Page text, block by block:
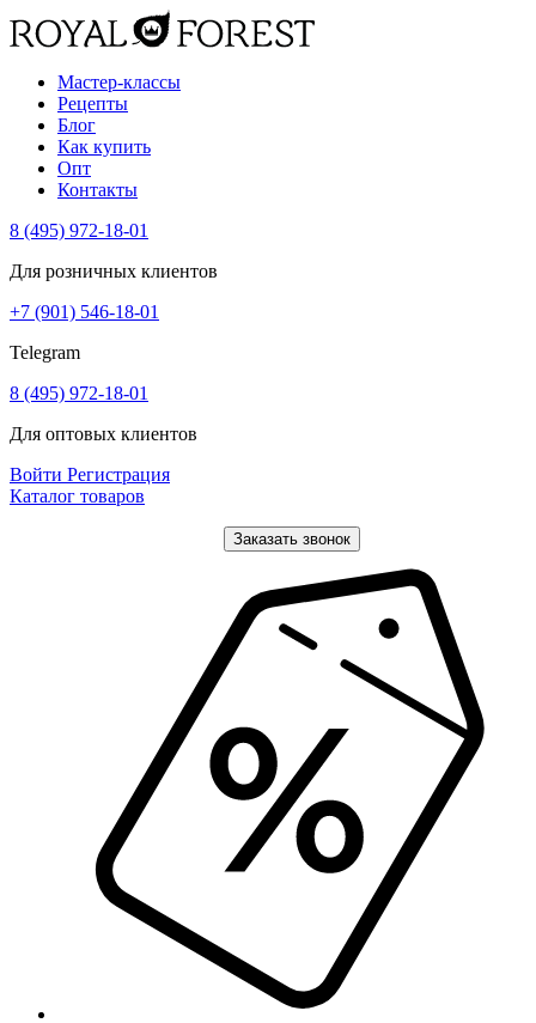
Мастер-классы
Рецепты
Блог
Как купить
Опт
Контакты
8 (495) 972-18-01
Для розничных клиентов
+7 (901) 546-18-01
Telegram
8 (495) 972-18-01
Для оптовых клиентов
Войти Регистрация
Каталог товаров
Заказать звонок